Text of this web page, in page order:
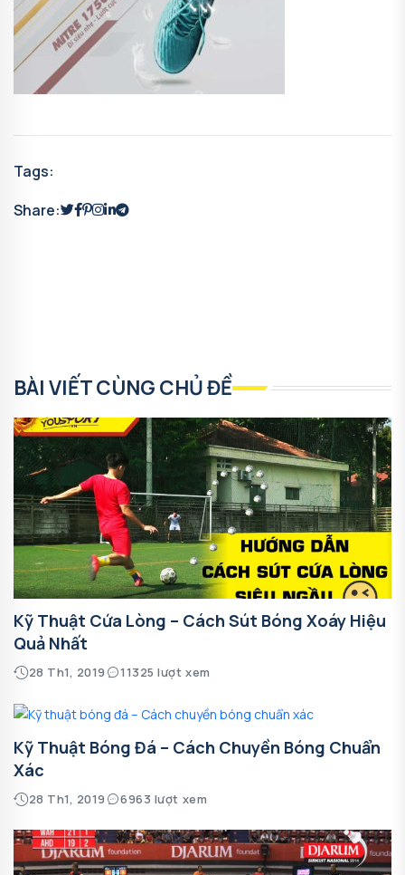
Tags:
Share:
BÀI VIẾT CÙNG CHỦ ĐỀ
Kỹ Thuật Cứa Lòng – Cách Sút Bóng Xoáy Hiệu
Quả Nhất
28 Th1, 2019 11325 lượt xem
Kỹ Thuật Bóng Đá – Cách Chuyền Bóng Chuẩn
Xác
28 Th1, 2019 6963 lượt xem